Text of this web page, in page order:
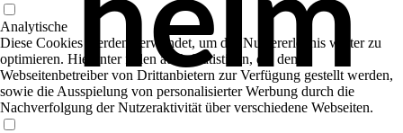
heim
Analytische
Diese Cookies werden verwendet, um das Nutzererlebnis weiter zu
optimieren. Hierunter fallen auch Statistiken, die dem
Webseitenbetreiber von Drittanbietern zur Verfügung gestellt werden,
sowie die Ausspielung von personalisierter Werbung durch die
Nachverfolgung der Nutzeraktivität über verschiedene Webseiten.